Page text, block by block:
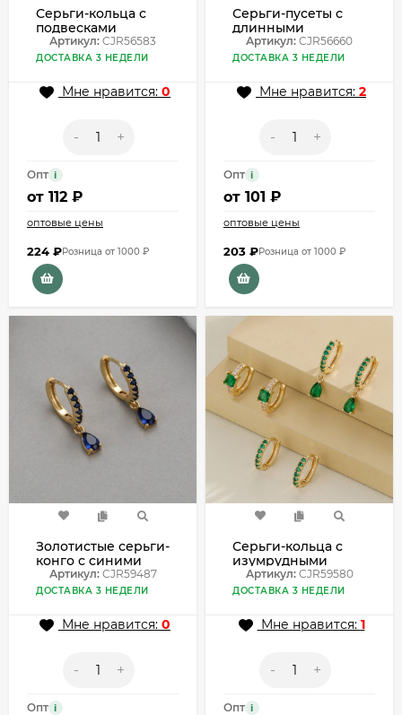
Серьги-кольца с
подвесками
«Сердце» CJR56583
Артикул: CJR56583
ДОСТАВКА 3 НЕДЕЛИ
Мне нравится: 0
- +
Опт i
от 112 ₽
оптовые цены
224 ₽Розница от 1000 ₽
Серьги-пусеты с
длинными
изогнутыми
подвесками
Артикул: CJR56660
ДОСТАВКА 3 НЕДЕЛИ
Мне нравится: 2
- +
Опт i
от 101 ₽
оптовые цены
203 ₽Розница от 1000 ₽
Золотистые серьги-
конго с синими
каплями CJR59487
Артикул:CJR59487
ДОСТАВКА 3 НЕДЕЛИ
Мне нравится: 0
- +
Опт i
Серьги-кольца с
изумрудными
вставками
CJR59580
Артикул:CJR59580
ДОСТАВКА 3 НЕДЕЛИ
Мне нравится: 1
- +
Опт i